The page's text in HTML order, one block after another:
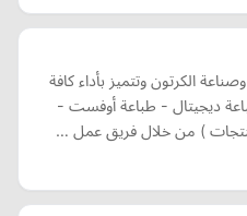
الكرتون وتتميز بأداء كافة
ديجيتال - طباعة أوفست -
) من خلال فريق عمل …